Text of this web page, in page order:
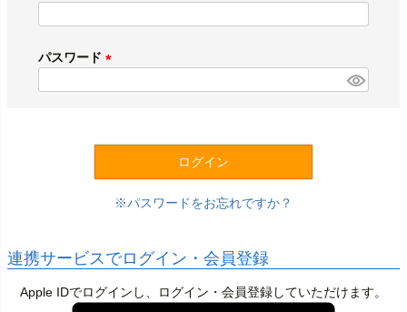
)
パスワード
ログイン
パスワードをお忘れですか？
連携サービスでログイン・会員登録
Apple IDでログインし、ログイン・会員登録していただけます。